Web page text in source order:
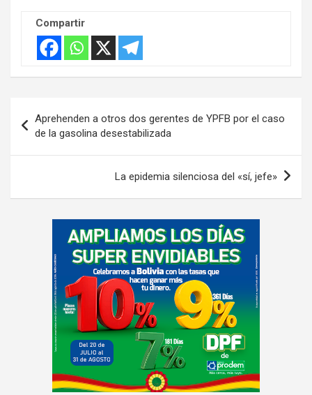
Compartir
de
entradas
Aprehenden a otros dos gerentes de YPFB por el caso
de la gasolina desestabilizada
La epidemia silenciosa del «sí, jefe»